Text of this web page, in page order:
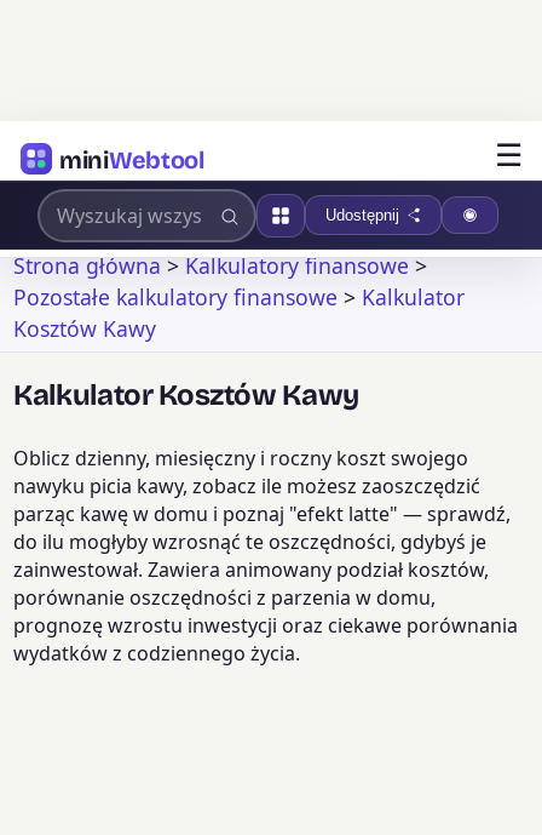
miniWebtool ☰
Udostępnij
Strona główna>Kalkulatory finansowe>
Pozostałe kalkulatory finansowe > Kalkulator
Kosztów Kawy
Kalkulator Kosztów Kawy
Oblicz dzienny, miesięczny i roczny koszt swojego
nawyku picia kawy, zobacz ile możesz zaoszczędzić
parząc kawę w domu i poznaj "efekt latte" — sprawdź,
do ilu mogłyby wzrosnąć te oszczędności, gdybyś je
zainwestował. Zawiera animowany podział kosztów,
porównanie oszczędności z parzenia w domu,
prognozę wzrostu inwestycji oraz ciekawe porównania
wydatków z codziennego życia.